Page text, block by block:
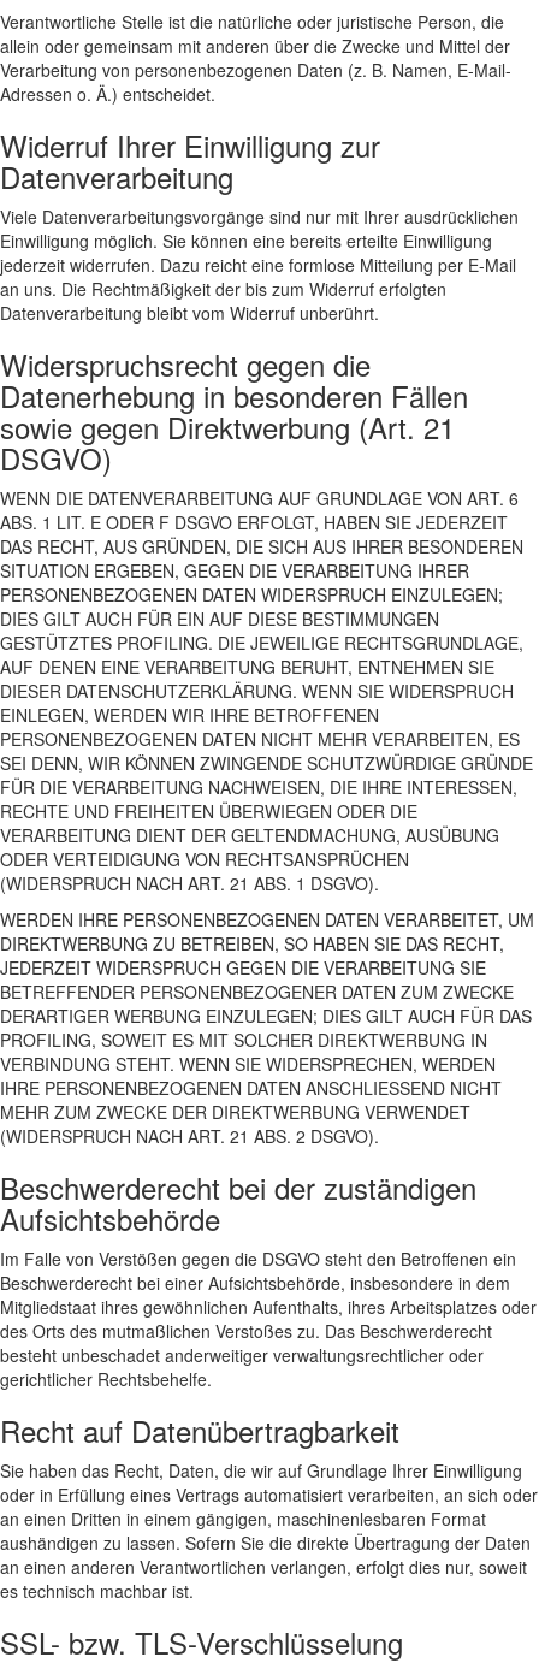
Verantwortliche Stelle ist die natürliche oder juristische Person, die
allein oder gemeinsam mit anderen über die Zwecke und Mittel der
Verarbeitung von personenbezogenen Daten (z. B. Namen, E-Mail-
Adressen o. Ä.) entscheidet.
Widerruf Ihrer Einwilligung zur
Datenverarbeitung
Viele Datenverarbeitungsvorgänge sind nur mit Ihrer ausdrücklichen
Einwilligung möglich. Sie können eine bereits erteilte Einwilligung
jederzeit widerrufen. Dazu reicht eine formlose Mitteilung per E-Mail
an uns. Die Rechtmäßigkeit der bis zum Widerruf erfolgten
Datenverarbeitung bleibt vom Widerruf unberührt.
Widerspruchsrecht gegen die
Datenerhebung in besonderen Fällen
sowie gegen Direktwerbung (Art. 21
DSGVO)
WENN DIE DATENVERARBEITUNG AUF GRUNDLAGE VON ART. 6
ABS. 1 LIT. E ODER F DSGVO ERFOLGT, HABEN SIE JEDERZEIT
DAS RECHT, AUS GRÜNDEN, DIE SICH AUS IHRER BESONDEREN
SITUATION ERGEBEN, GEGEN DIE VERARBEITUNG IHRER
PERSONENBEZOGENEN DATEN WIDERSPRUCH EINZULEGEN;
DIES GILT AUCH FÜR EIN AUF DIESE BESTIMMUNGEN
GESTÜTZTES PROFILING. DIE JEWEILIGE RECHTSGRUNDLAGE,
AUF DENEN EINE VERARBEITUNG BERUHT, ENTNEHMEN SIE
DIESER DATENSCHUTZERKLÄRUNG. WENN SIE WIDERSPRUCH
EINLEGEN, WERDEN WIR IHRE BETROFFENEN
PERSONENBEZOGENEN DATEN NICHT MEHR VERARBEITEN, ES
SEI DENN, WIR KÖNNEN ZWINGENDE SCHUTZWÜRDIGE GRÜNDE
FÜR DIE VERARBEITUNG NACHWEISEN, DIE IHRE INTERESSEN,
RECHTE UND FREIHEITEN ÜBERWIEGEN ODER DIE
VERARBEITUNG DIENT DER GELTENDMACHUNG, AUSÜBUNG
ODER VERTEIDIGUNG VON RECHTSANSPRÜCHEN
(WIDERSPRUCH NACH ART. 21 ABS. 1 DSGVO).
WERDEN IHRE PERSONENBEZOGENEN DATEN VERARBEITET, UM
DIREKTWERBUNG ZU BETREIBEN, SO HABEN SIE DAS RECHT,
JEDERZEIT WIDERSPRUCH GEGEN DIE VERARBEITUNG SIE
BETREFFENDER PERSONENBEZOGENER DATEN ZUM ZWECKE
DERARTIGER WERBUNG EINZULEGEN; DIES GILT AUCH FÜR DAS
PROFILING, SOWEIT ES MIT SOLCHER DIREKTWERBUNG IN
VERBINDUNG STEHT. WENN SIE WIDERSPRECHEN, WERDEN
IHRE PERSONENBEZOGENEN DATEN ANSCHLIESSEND NICHT
MEHR ZUM ZWECKE DER DIREKTWERBUNG VERWENDET
(WIDERSPRUCH NACH ART. 21 ABS. 2 DSGVO).
Beschwerderecht bei der zuständigen
Aufsichtsbehörde
Im Falle von Verstößen gegen die DSGVO steht den Betroffenen ein
Beschwerderecht bei einer Aufsichtsbehörde, insbesondere in dem
Mitgliedstaat ihres gewöhnlichen Aufenthalts, ihres Arbeitsplatzes oder
des Orts des mutmaßlichen Verstoßes zu. Das Beschwerderecht
besteht unbeschadet anderweitiger verwaltungsrechtlicher oder
gerichtlicher Rechtsbehelfe.
Recht auf Datenübertragbarkeit
Sie haben das Recht, Daten, die wir auf Grundlage Ihrer Einwilligung
oder in Erfüllung eines Vertrags automatisiert verarbeiten, an sich oder
an einen Dritten in einem gängigen, maschinenlesbaren Format
aushändigen zu lassen. Sofern Sie die direkte Übertragung der Daten
an einen anderen Verantwortlichen verlangen, erfolgt dies nur, soweit
es technisch machbar ist.
SSL- bzw. TLS-Verschlüsselung